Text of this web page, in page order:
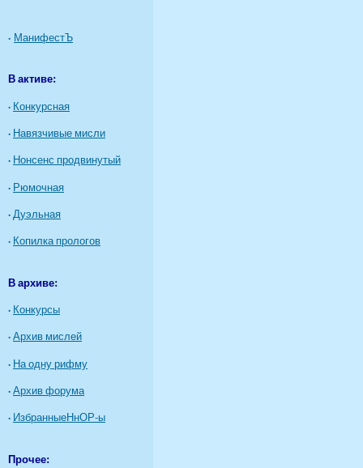
· МанифестЪ
В активе:
· Конкурсная
· Навязчивые мисли
· Нонсенс продвинутый
· Рюмочная
·Дуэльная
· Копилка прологов
В архиве:
· Конкурсы
·Архив мислей
· На одну рифму
·Архив форума
· ИзбранныеНнОР-ы
Прочее: